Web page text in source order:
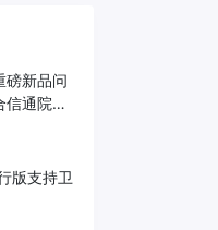
磅新品问
信通院发
版支持卫